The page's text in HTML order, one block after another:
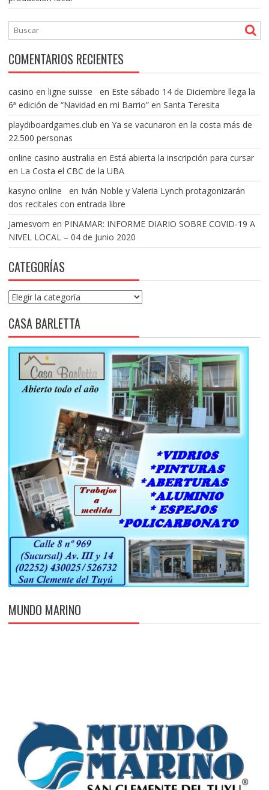
COMENTARIOS RECIENTES
casino en ligne suisse en Este sábado 14 de Diciembre llega la
6ª edición de “Navidad en mi Barrio” en Santa Teresita
playdiboardgames.club en Ya se vacunaron en la costa más de
22.500 personas
online casino australia en Está abierta la inscripción para cursar
en La Costa el CBC de la UBA
kasyno online
en Iván Noble y Valeria Lynch protagonizarán
dos recitales con entrada libre
Jamesvom en PINAMAR: INFORME DIARIO SOBRE COVID-19 A
NIVEL LOCAL – 04 de Junio 2020
CATEGORÍAS
Categorías
CASA BARLETTA
MUNDO MARINO